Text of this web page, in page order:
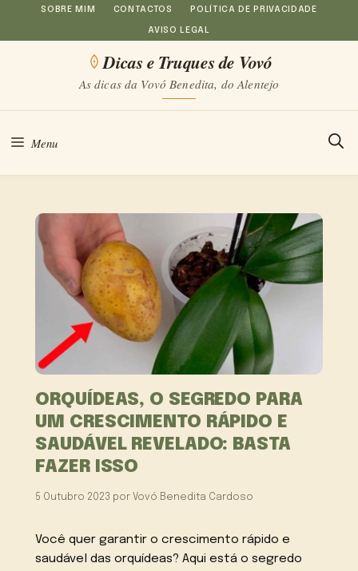
Saltar
para
conteúdo
SOBRE MIM CONTACTOS POLÍTICA DE PRIVACIDADE
AVISO LEGAL
Dicas e Truques de Vovó
As dicas da Vovó Benedita, do Alentejo
Menu
ORQUÍDEAS, O SEGREDO PARA
UM CRESCIMENTO RÁPIDO E
SAUDÁVEL REVELADO: BASTA
FAZER ISSO
5 Outubro 2023 por Vovó Benedita Cardoso
Você quer garantir o crescimento rápido e
saudável das orquídeas? Aqui está o segredo